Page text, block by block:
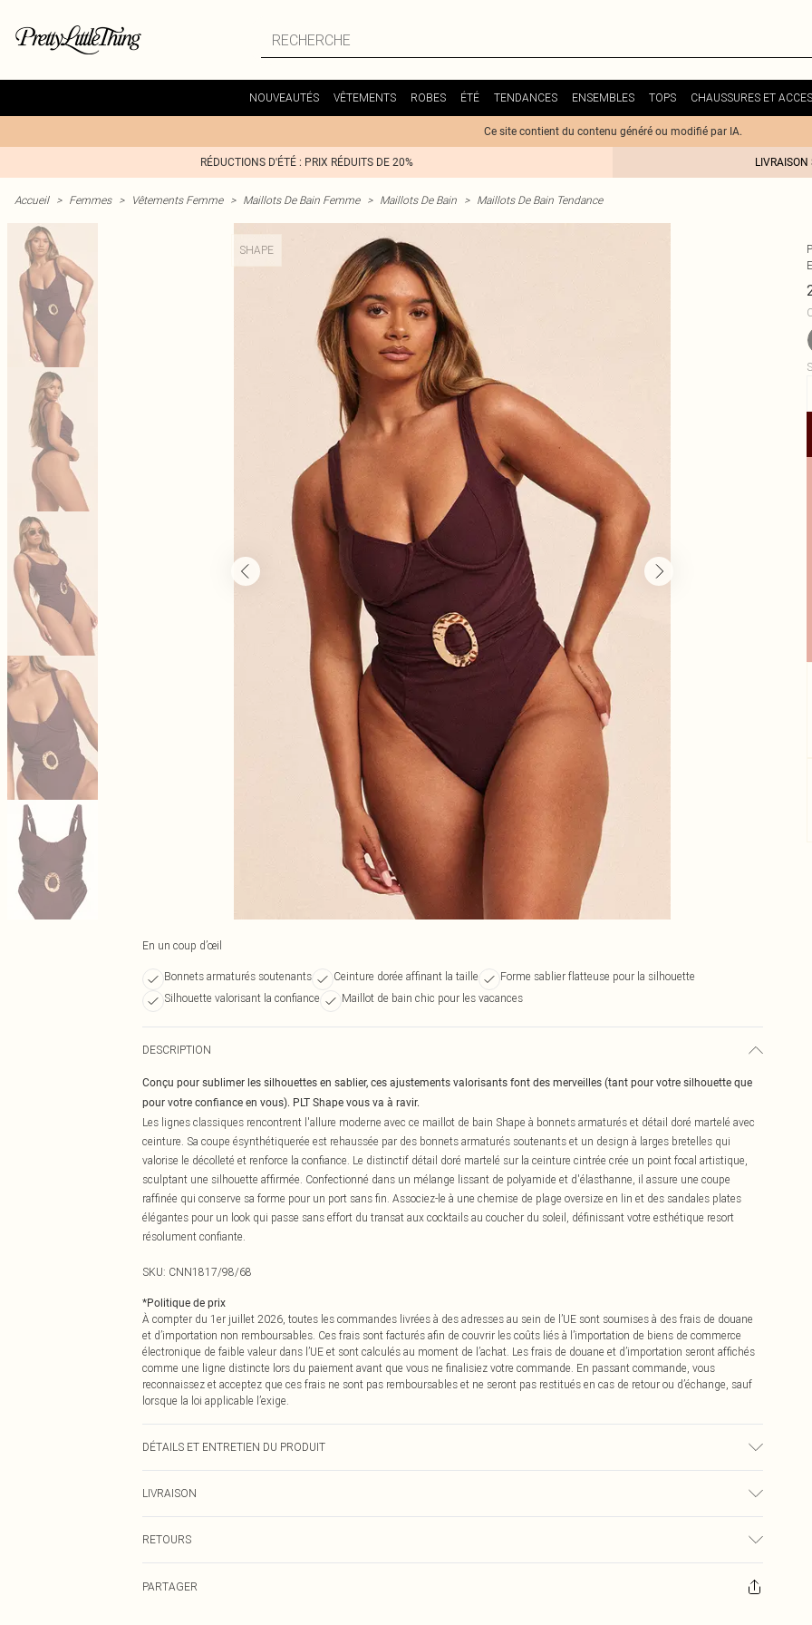
NOUVEAUTÉS VÊTEMENTS ROBES ÉTÉ TENDANCES ENSEMBLES TOPS CHAUSSURES ET
Ce site contient du contenu généré ou modifié par IA.
RÉDUCTIONS D'ÉTÉ : PRIX RÉDUITS DE 20%
Accueil > Femmes > Vêtements Femme > Maillots De Bain Femme > Maillots De Bain > Maillots De Bain Tendance
SHAPE
En un coup d’œil
Bonnets armaturés soutenants Ceinture dorée affinant la taille
Forme sablier flatteuse pour la silhouette
Silhouette valorisant la confiance
Maillot de bain chic pour les vacances
DESCRIPTION
Conçu pour sublimer les silhouettes en sablier, ces ajustements valorisants font des merveilles (tant pour votre silhouette que
pour votre confiance en vous). PLT Shape vous va à ravir.
Les lignes classiques rencontrent l'allure moderne avec ce maillot de bain Shape à bonnets armaturés et détail doré martelé avec
ceinture. Sa coupe ésynthétiquerée est rehaussée par des bonnets armaturés soutenants et un design à larges bretelles qui
valorise le décolleté et renforce la confiance. Le distinctif détail doré martelé sur la ceinture cintrée crée un point focal artistique,
sculptant une silhouette affirmée. Confectionné dans un mélange lissant de polyamide et d'élasthanne, il assure une coupe
raffinée qui conserve sa forme pour un port sans fin. Associez-le à une chemise de plage oversize en lin et des sandales plates
élégantes pour un look qui passe sans effort du transat aux cocktails au coucher du soleil, définissant votre esthétique resort
résolument confiante.
SKU: CNN1817/98/68
*Politique de prix
À compter du 1er juillet 2026, toutes les commandes livrées à des adresses au sein de l’UE sont soumises à des frais de douane
et d’importation non remboursables. Ces frais sont facturés afin de couvrir les coûts liés à l’importation de biens de commerce
électronique de faible valeur dans l’UE et sont calculés au moment de l’achat. Les frais de douane et d’importation seront affichés
comme une ligne distincte lors du paiement avant que vous ne finalisiez votre commande. En passant commande, vous
reconnaissez et acceptez que ces frais ne sont pas remboursables et ne seront pas restitués en cas de retour ou d’échange, sauf
lorsque la loi applicable l’exige.
DÉTAILS ET ENTRETIEN DU PRODUIT
LIVRAISON
€7.99
RETOURS
Veuillez noter que nous ne pouvons pas rembourser les masques tendance, les cosmétiques, les bijoux pour piercings, les jouets
PARTAGER